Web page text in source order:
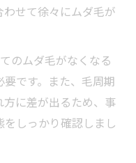
せて徐々にムダ毛が
のムダ毛がなくなる
です。また、毛周期
に差が出るため、事
しっかり確認しまし